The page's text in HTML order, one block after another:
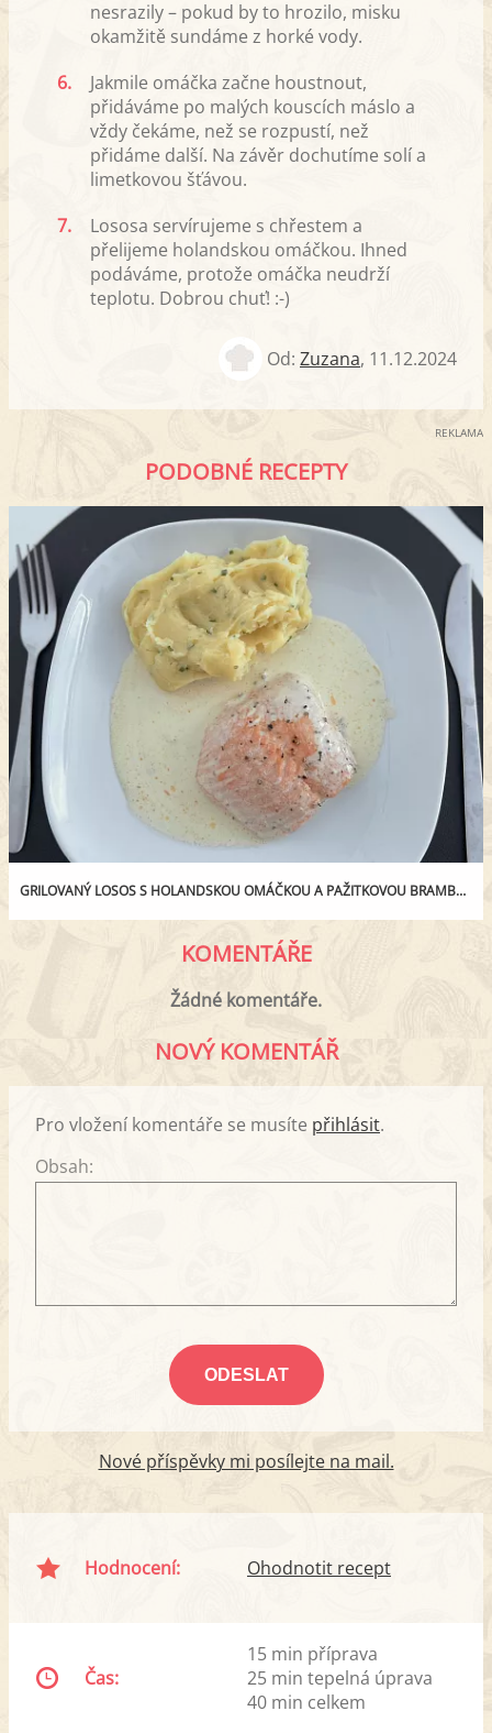
nesrazily – pokud by to hrozilo, misku
okamžitě sundáme z horké vody.
6.
Jakmile omáčka začne houstnout,
přidáváme po malých kouscích máslo a
vždy čekáme, než se rozpustí, než
přidáme další. Na závěr dochutíme solí a
limetkovou šťávou.
7.
Lososa servírujeme s chřestem a
přelijeme holandskou omáčkou. Ihned
podáváme, protože omáčka neudrží
teplotu. Dobrou chuť! :-)
Od: Zuzana, 11.12.2024
REKLAMA
PODOBNÉ RECEPTY
GRILOVANÝ LOSOS S HOLANDSKOU OMÁČKOU A PAŽITKOVOU BRAMBOROVOU KAŠÍ
KOMENTÁŘE
Žádné komentáře.
NOVÝ KOMENTÁŘ
Pro vložení komentáře se musíte přihlásit.
Obsah:
Nové příspěvky mi posílejte na mail.
Hodnocení: Ohodnotit recept
Čas:
15 min příprava
25 min tepelná úprava
40 min celkem